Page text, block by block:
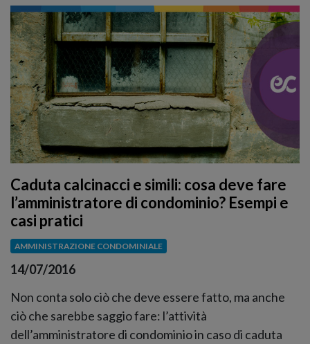
Caduta calcinacci e simili: cosa deve fare
l’amministratore di condominio? Esempi e
casi pratici
AMMINISTRAZIONE CONDOMINIALE
14/07/2016
Non conta solo ciò che deve essere fatto, ma anche
ciò che sarebbe saggio fare: l’attività
dell’amministratore di condominio in caso di caduta